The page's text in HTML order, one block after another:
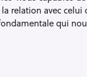
relation avec celui
qui